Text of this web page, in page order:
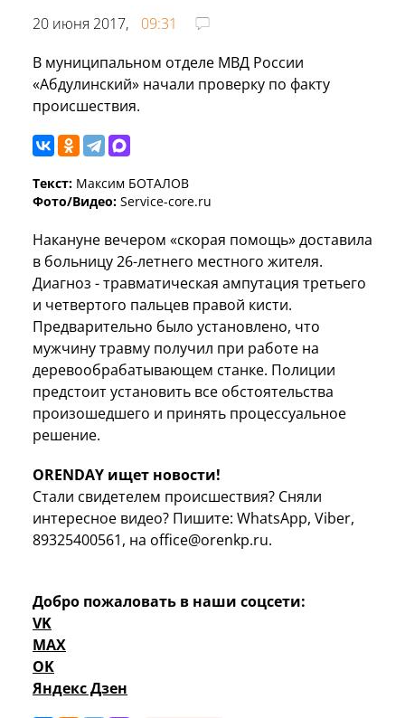
20 июня 2017,
09:31
В муниципальном отделе МВД России
«Абдулинский» начали проверку по факту
происшествия.
Текст: Максим БОТАЛОВ
Фото/Видео: Service-core.ru
Накануне вечером «скорая помощь» доставила
в больницу 26-летнего местного жителя.
Диагноз - травматическая ампутация третьего
и четвертого пальцев правой кисти.
Предварительно было установлено, что
мужчину травму получил при работе на
деревообрабатывающем станке. Полиции
предстоит установить все обстоятельства
произошедшего и принять процессуальное
решение.
ORENDAY ищет новости!
Стали свидетелем происшествия? Сняли
интересное видео? Пишите: WhatsApp, Viber,
89325400561, на office@orenkp.ru.
Добро пожаловать в наши соцсети:
VK
MAX
OK
Яндекс Дзен